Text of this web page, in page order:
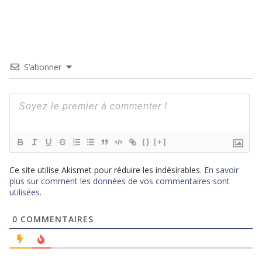
S’abonner
{} [+]
Ce site utilise Akismet pour réduire les indésirables. En savoir
plus sur comment les données de vos commentaires sont
utilisées.
0 COMMENTAIRES